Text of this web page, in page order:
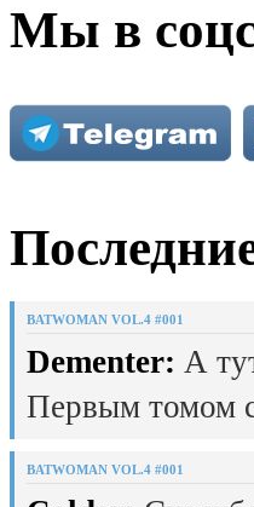
Мы в
BATWOMAN VOL.4 #001
Dementer: А
Первым томом
BATWOMAN VOL.4 #001